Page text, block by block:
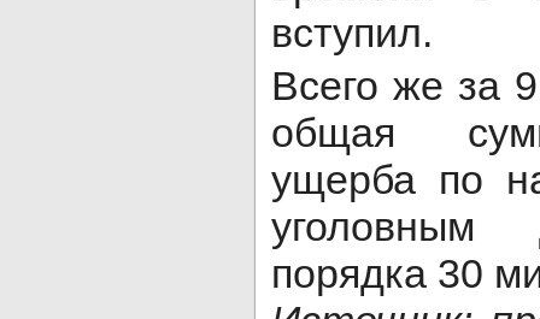
вступил.
Всего же за
общая
ущерба по
уголовным
порядка 30